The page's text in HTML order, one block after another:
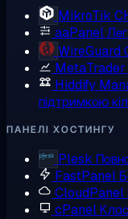
MikroTik
aaPanel
WireGuard
Hiddify
підтримкою
ПАНЕЛІ ХОСТИНГУ
Plesk
FastPanel
CloudPanel
cPanel